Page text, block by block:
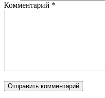
Комментарий *